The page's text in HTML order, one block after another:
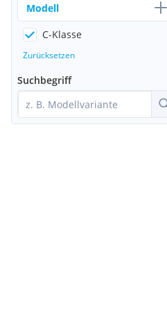
Modell
C-Klasse
Zurücksetzen
Suchbegriff